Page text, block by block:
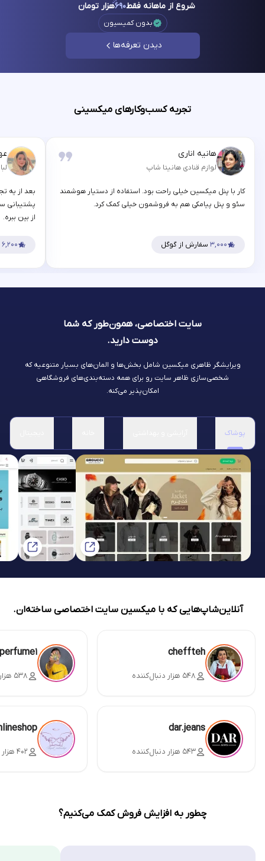
شروع از ماهانه فقط۶۹۰هزار تومان
بدون کمیسیون
دیدن تعرفه‌ها
تجربه کسب‌وکارهای میکسینی
هانیه اناری
لوازم قنادی هانیتا شاپ
کار با پنل میکسین خیلی راحت بود. استفاده از دستیار هوشمند
سئو و پنل پیامکی هم به فروشمون خیلی کمک کرد.
۳,۰۰۰ سفارش از گوگل
بعد از یه
پشتیبانی
از بین ببره.
۶,۲۰۰
سایت اختصاصی، همون‌طور که شما
دوست دارید.
ویرایشگر ظاهری میکسین شامل بخش‌ها و المان‌های بسیار متنوعیه که
شخصی‌سازی ظاهر سایت رو برای همه دسته‌بندی‌های فروشگاهی
امکان‌پذیر می‌کنه.
پوشاک
آنلاین‌شاپ‌هایی که با میکسین سایت اختصاصی ساخته‌ان.
cheffteh
۵۴۸ هزار دنبال‌کننده ۵۳۸ هزار دنبال‌کننده
dar.jeans
۵۴۳ هزار دنبال‌کننده ۴۰۲ هزار دنبال‌کننده
چطور به افزایش فروش کمک می‌کنیم؟